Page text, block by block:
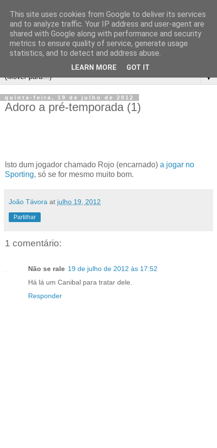
▼
quinta-feira, 19 de julho de 2012
Adoro a pré-temporada (1)
Isto dum jogador chamado Rojo (encarnado) a jogar no
Sporting, só se for mesmo muito bom.
João Távora at julho 19, 2012
Partilhar
1 comentário:
Não se rale 19 de julho de 2012 às 17:52
Há lá um Canibal para tratar dele.
Responder
This site uses cookies from Google to deliver its services
and to analyze traffic. Your IP address and user-agent are
shared with Google along with performance and security
metrics to ensure quality of service, generate usage
statistics, and to detect and address abuse.
LEARN MORE GOT IT